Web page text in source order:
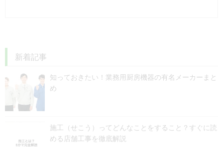
新着記事
知っておきたい！業務用厨房機器の有名メーカーまと
め
施工（せこう）ってどんなことをすること？すぐに読
める店舗工事を徹底解説